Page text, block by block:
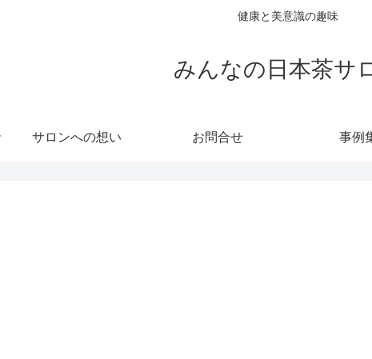
健康と美意識の趣味
みんなの日本茶サ
サロンへの想い お問合せ 事例